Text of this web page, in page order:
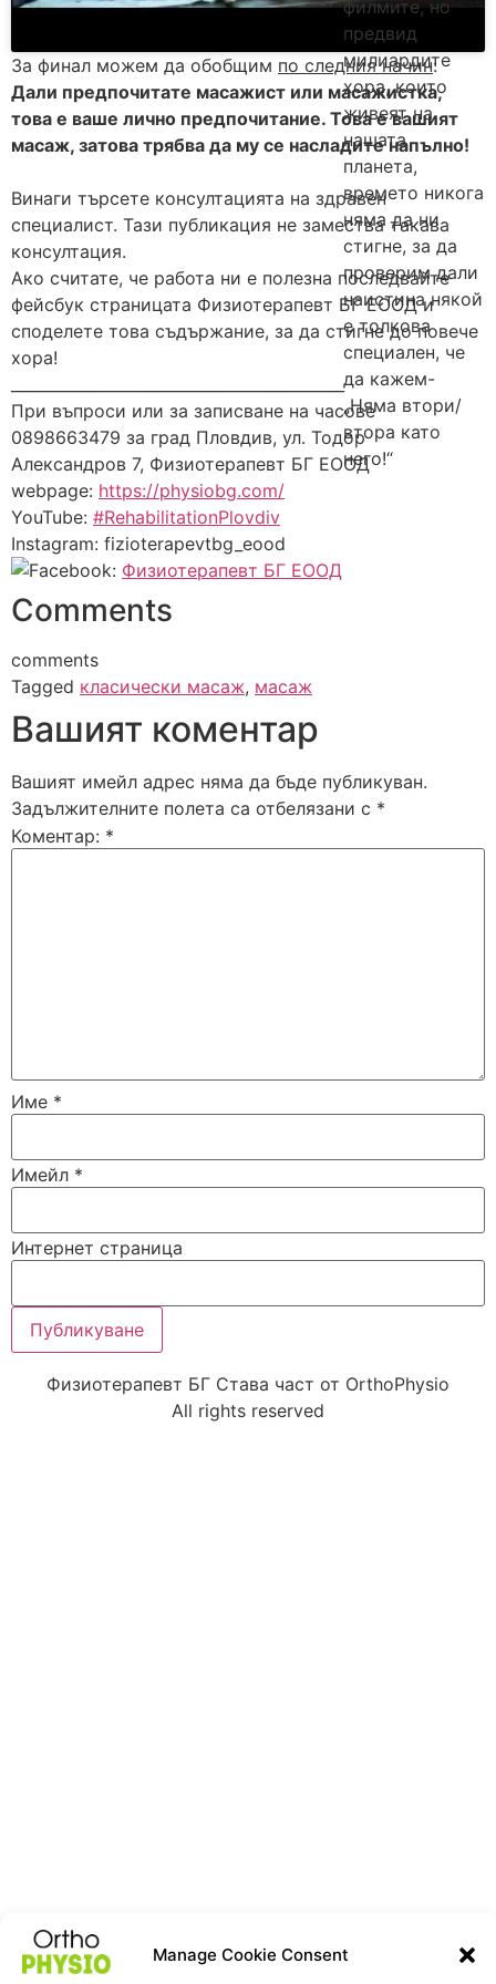
Manage Cookie Consent
филмите, но
предвид
милиардите
хора, които
живеят на
нашата
планета,
времето никога
няма да ни
стигне, за да
проверим дали
наистина някой
е толкова
специален, че
да кажем-
„Няма втори/
втора като
него!“
За финал можем да обобщим по следния начин:
Дали предпочитате масажист или масажистка,
това е ваше лично предпочитание. Това е вашият
масаж, затова трябва да му се насладите напълно!
Винаги търсете консултацията на здравен
специалист. Тази публикация не замества такава
консултация.
Ако считате, че работа ни е полезна последвайте
фейсбук страницата Физиотерапевт БГ ЕООД и
споделете това съдържание, за да стигне до повече
хора!
___________________________________________
При въпроси или за записване на часове
0898663479 за град Пловдив, ул. Тодор
Александров 7, Физиотерапевт БГ ЕООД
webpage: https://physiobg.com/
YouTube: #RehabilitationPlovdiv
Instagram: fizioterapevtbg_eood
Facebook: Физиотерапевт БГ ЕООД
Comments
comments
Tagged класически масаж, масаж
Вашият коментар
Вашият имейл адрес няма да бъде публикуван.
Задължителните полета са отбелязани с *
Коментар: *
Име *
Имейл *
Интернет страница
Физиотерапевт БГ Става част от OrthoPhysio
All rights reserved